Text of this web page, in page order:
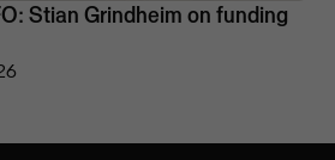
Stian Grindheim on funding